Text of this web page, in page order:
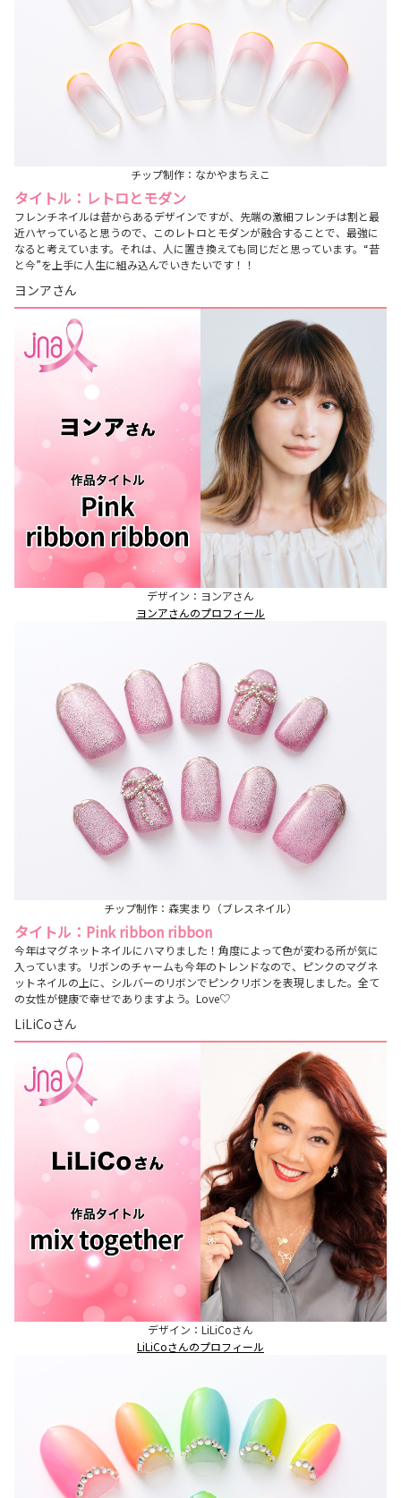
チップ制作：なかやまちえこ
タイトル：レトロとモダン
フレンチネイルは昔からあるデザインですが、先端の激細フレンチは割と最
近ハヤっていると思うので、このレトロとモダンが融合することで、最強に
なると考えています。それは、人に置き換えても同じだと思っています。“昔
と今”を上手に人生に組み込んでいきたいです！！
ヨンアさん
デザイン：ヨンアさん
ヨンアさんのプロフィール
チップ制作：森実まり（ブレスネイル）
タイトル：Pink ribbon ribbon
今年はマグネットネイルにハマりました！角度によって色が変わる所が気に
入っています。リボンのチャームも今年のトレンドなので、ピンクのマグネ
ットネイルの上に、シルバーのリボンでピンクリボンを表現しました。全て
の女性が健康で幸せでありますよう。Love♡
LiLiCoさん
デザイン：LiLiCoさん
LiLiCoさんのプロフィール